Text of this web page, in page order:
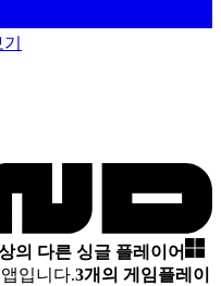
의 다른 싱글 플레이어
입니다.3개의 게임플레이